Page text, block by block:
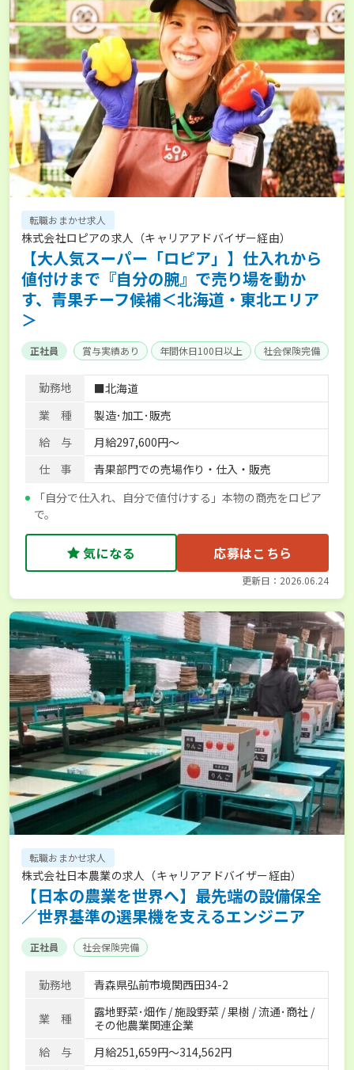
転職おまかせ求人
株式会社ロピアの求人（キャリアアドバイザー経由）
【大人気スーパー「ロピア」】仕入れから
値付けまで『自分の腕』で売り場を動か
す、青果チーフ候補＜北海道・東北エリア
＞
正社員 賞与実績あり 年間休日100日以上 社会保険完備
勤務地
■北海道
業 種
製造･加工･販売
給 与
月給297,600円～
仕 事
青果部門での売場作り・仕入・販売
「自分で仕入れ、自分で値付けする」本物の商売をロピア
で。
気になる 応募はこちら
更新日：2026.06.24
転職おまかせ求人
株式会社日本農業の求人（キャリアアドバイザー経由）
【日本の農業を世界へ】最先端の設備保全
／世界基準の選果機を支えるエンジニア
正社員 社会保険完備
勤務地 青森県弘前市境関西田34-2
業 種
露地野菜･畑作 / 施設野菜 / 果樹 / 流通･商社 /
その他農業関連企業
給 与
月給251,659円〜314,562円